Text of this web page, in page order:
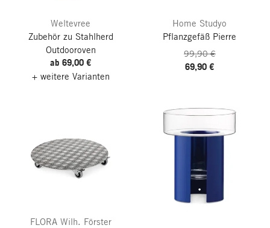
Weltevree
Zubehör zu Stahlherd
Outdooroven
ab 69,00 €
+ weitere Varianten
Home Studyo
Pflanzgefäß Pierre
99,90 €
69,90 €
FLORA Wilh. Förster